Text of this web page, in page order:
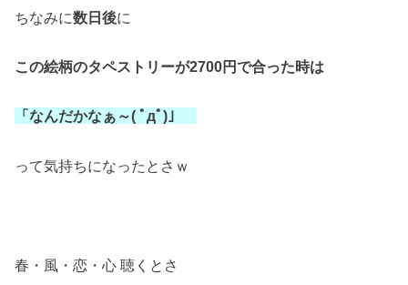
ちなみに数日後に
この絵柄のタペストリーが2700円で合った時は
「なんだかなぁ～( ﾟдﾟ)」
って気持ちになったとさｗ
春・風・恋・心 聴くとさ